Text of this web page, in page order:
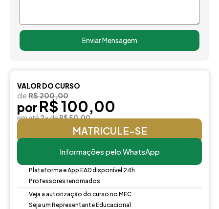
Enviar Mensagem
VALOR DO CURSO
de R$ 200,00
por R$ 100,00
em até2xdeR$ 50,00
MATRICULE-SE
Informações pelo WhatsApp
Plataforma e App EAD disponível 24h
Professores renomados
Veja a autorização do curso no MEC
Seja um Representante Educacional